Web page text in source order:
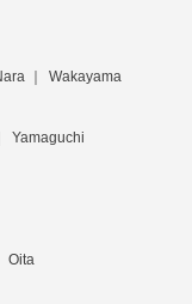
Wakayama
Yamaguchi
Oita